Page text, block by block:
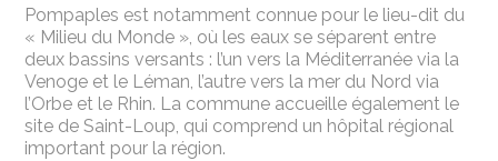
Pompaples est notamment connue pour le lieu-dit du
« Milieu du Monde », où les eaux se séparent entre
deux bassins versants : l’un vers la Méditerranée via la
Venoge et le Léman, l’autre vers la mer du Nord via
l’Orbe et le Rhin. La commune accueille également le
site de Saint-Loup, qui comprend un hôpital régional
important pour la région.